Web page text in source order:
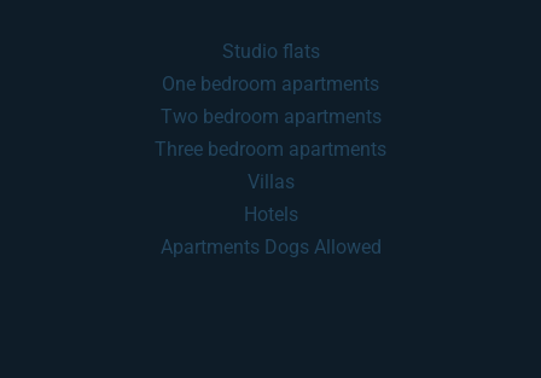
Studio flats
One bedroom apartments
Two bedroom apartments
Three bedroom apartments
Villas
Hotels
Apartments Dogs Allowed